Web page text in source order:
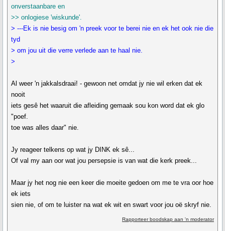
onverstaanbare en
>> onlogiese 'wiskunde'.
> ---Ek is nie besig om 'n preek voor te berei nie en ek het ook nie die
tyd
> om jou uit die verre verlede aan te haal nie.
>
Al weer 'n jakkalsdraai! - gewoon net omdat jy nie wil erken dat ek
nooit
iets gesê het waaruit die afleiding gemaak sou kon word dat ek glo
"poef.
toe was alles daar" nie.
Jy reageer telkens op wat jy DINK ek sê...
Of val my aan oor wat jou persepsie is van wat die kerk preek...
Maar jy het nog nie een keer die moeite gedoen om me te vra oor hoe
ek iets
sien nie, of om te luister na wat ek wit en swart voor jou oë skryf nie.
Rapporteer boodskap aan 'n moderator